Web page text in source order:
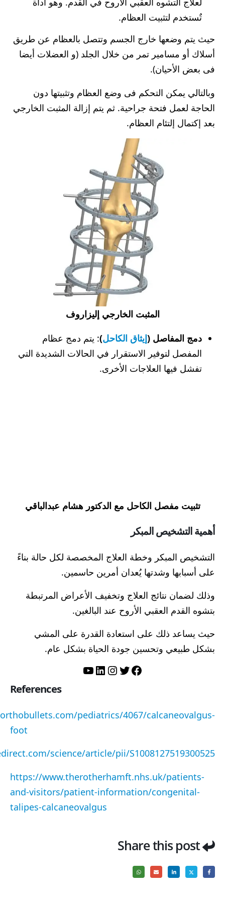
تٌستخدم لتثبيت العظام.
حيث يتم وضعها خارج الجسم وتتصل بالعظام عن طريق
أسلاك أو مسامير تمر من خلال الجلد (و العضلات أيضا
فى بعض الأحيان).
وبالتالي يمكن التحكم فى وضع العظام وتثبيتها دون
الحاجة لعمل فتحة جراحية. ثم يتم إزالة المثبت الخارجي
بعد إكتمال إلتئام العظام.
المثبت الخارجي إليزاروف
دمج المفاصل (إيثاق الكاحل): يتم دمج عظام
المفصل لتوفير الاستقرار في الحالات الشديدة التي
تفشل فيها العلاجات الأخرى.
تثبيت مفصل الكاحل مع الدكتور هشام عبدالباقي
أهمية التشخيص المبكر
التشخيص المبكر وخطة العلاج المخصصة لكل حالة بناءً
على أسبابها وشدتها يُعدان أمرين حاسمين.
وذلك لضمان نتائج العلاج وتخفيف الأعراض المرتبطة
بتشوه القدم العقبي الأروح عند البالغين.
حيث يساعد ذلك على استعادة القدرة على المشي
بشكل طبيعي وتحسين جودة الحياة بشكل عام.
فيسبوك
تويترإنستجرام
لينكد إنيوتيوب
References
pediatrics/4067/calcaneovalgus-
foot
science/article/pii/S1008127519300525
https://www.therotherhamft.nhs.uk/patients-
and-visitors/patient-information/congenital-
talipes-calcaneovalgus
Share this post